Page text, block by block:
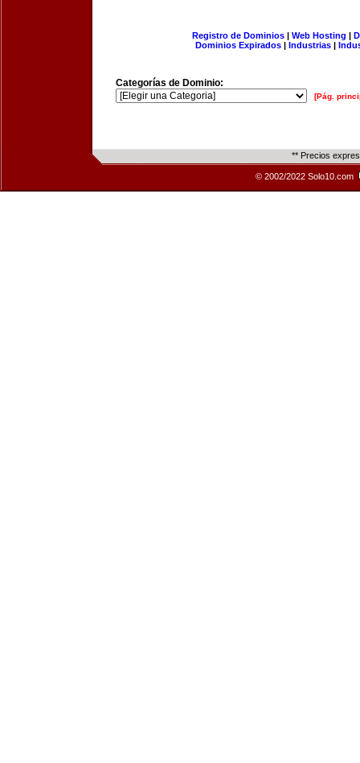
Registro de Dominios| Web Hosting |
Dominios Expirados | Industrias |
Categorías de Dominio:
[Pág.
** Precios
© 2002/2022 Solo10.com